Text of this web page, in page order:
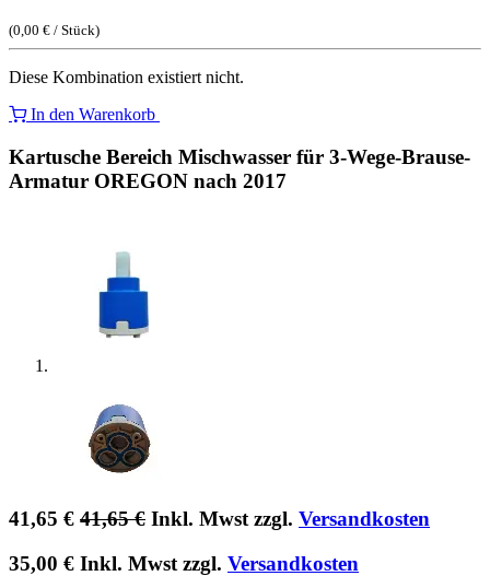
(0,00 € / Stück)
Diese Kombination existiert nicht.
In den Warenkorb
Kartusche Bereich Mischwasser für 3-Wege-Brause-
Armatur OREGON nach 2017
41,65 € 41,65€ Inkl. Mwst zzgl. Versandkosten
35,00 € Inkl. Mwst zzgl. Versandkosten